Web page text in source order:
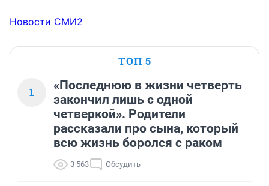
Новости СМИ2
ТОП 5
1
«Последнюю в жизни четверть
закончил лишь с одной
четверкой». Родители
рассказали про сына, который
всю жизнь боролся с раком
3 563 Обсудить